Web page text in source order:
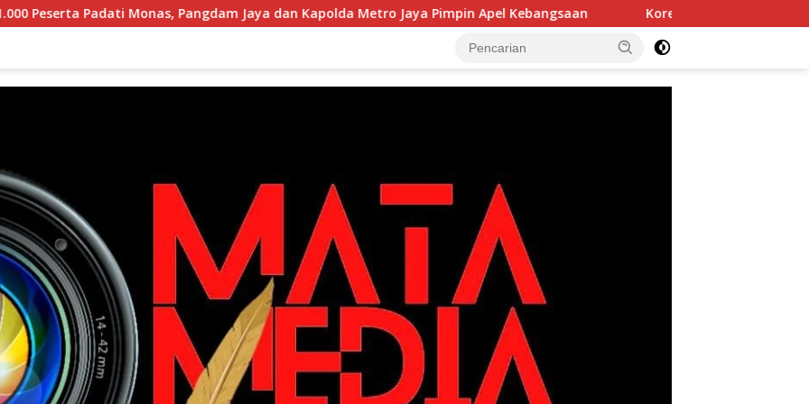
Pangdam Jaya dan Kapolda Metro Jaya Pimpin Apel Kebangsaan Korem 052/Wijayakrama Tanam 2.000 Pohon di